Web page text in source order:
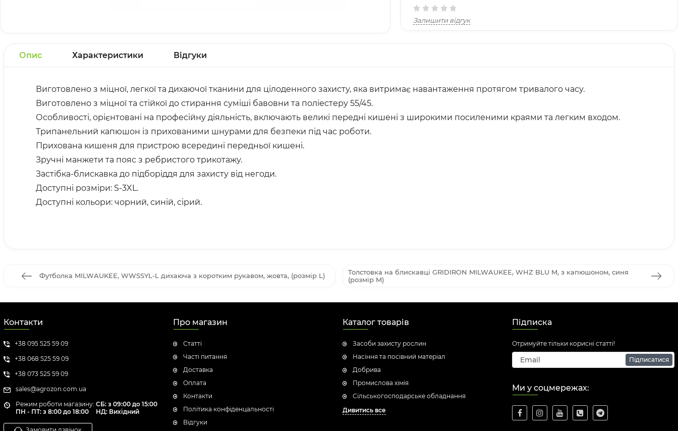
Залишити відгук
Опис Характеристики Відгуки
Виготовлено з міцної, легкої та дихаючої тканини для цілоденного захисту, яка витримає навантаження протягом тривалого часу.
Виготовлено з міцної та стійкої до стирання суміші бавовни та поліестеру 55/45.
Особливості, орієнтовані на професійну діяльність, включають великі передні кишені з широкими посиленими краями та легким входом.
Трипанельний капюшон із прихованими шнурами для безпеки під час роботи.
Прихована кишеня для пристрою всередині передньої кишені.
Зручні манжети та пояс з ребристого трикотажу.
Застібка-блискавка до підборіддя для захисту від негоди.
Доступні розміри: S-3XL.
Доступні кольори: чорний, синій, сірий.
Футболка MILWAUKEE, WWSSYL-L дихаюча з коротким рукавом, жовта, (розмір L)
Толстовка на блискавці GRIDIRON MILWAUKEE, WHZ BLU M, з капюшоном, синя
(розмір M)
Контакти
+38 095 525 59 09
+38 068 525 59 09
+38 073 525 59 09
sales@agrozon.com.ua
Режим роботи магазину:
ПН - ПТ: з 8:00 до 18:00
СБ: з 09:00 до 15:00
НД: Вихідний
Про магазин
Статті
Часті питання
Доставка
Оплата
Контакти
Політика конфіденцальності
Відгуки
Каталог товарів
Засоби захисту рослин
Насіння та посівний матеріал
Добрива
Промислова хімія
Сільськогосподарське обладнання
Дивитись все
Підписка
Отримуйте тільки корисні статті!
Підписатися
Ми у соцмережах: